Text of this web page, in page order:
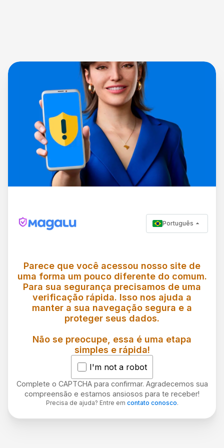
Português
Parece que você acessou nosso site de
uma forma um pouco diferente do comum.
Para sua segurança precisamos de uma
verificação rápida. Isso nos ajuda a
manter a sua navegação segura e a
proteger seus dados.
Não se preocupe, essa é uma etapa
simples e rápida!
I'm not a robot
Complete o CAPTCHA para confirmar. Agradecemos sua
compreensão e estamos ansiosos para te receber!
Precisa de ajuda? Entre em contato conosco.